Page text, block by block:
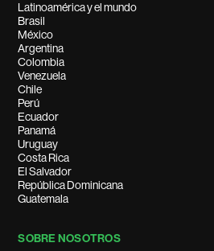
Latinoamérica y el mundo
Brasil
México
Argentina
Colombia
Venezuela
Chile
Perú
Ecuador
Panamá
Uruguay
Costa Rica
El Salvador
República Dominicana
Guatemala
SOBRE NOSOTROS